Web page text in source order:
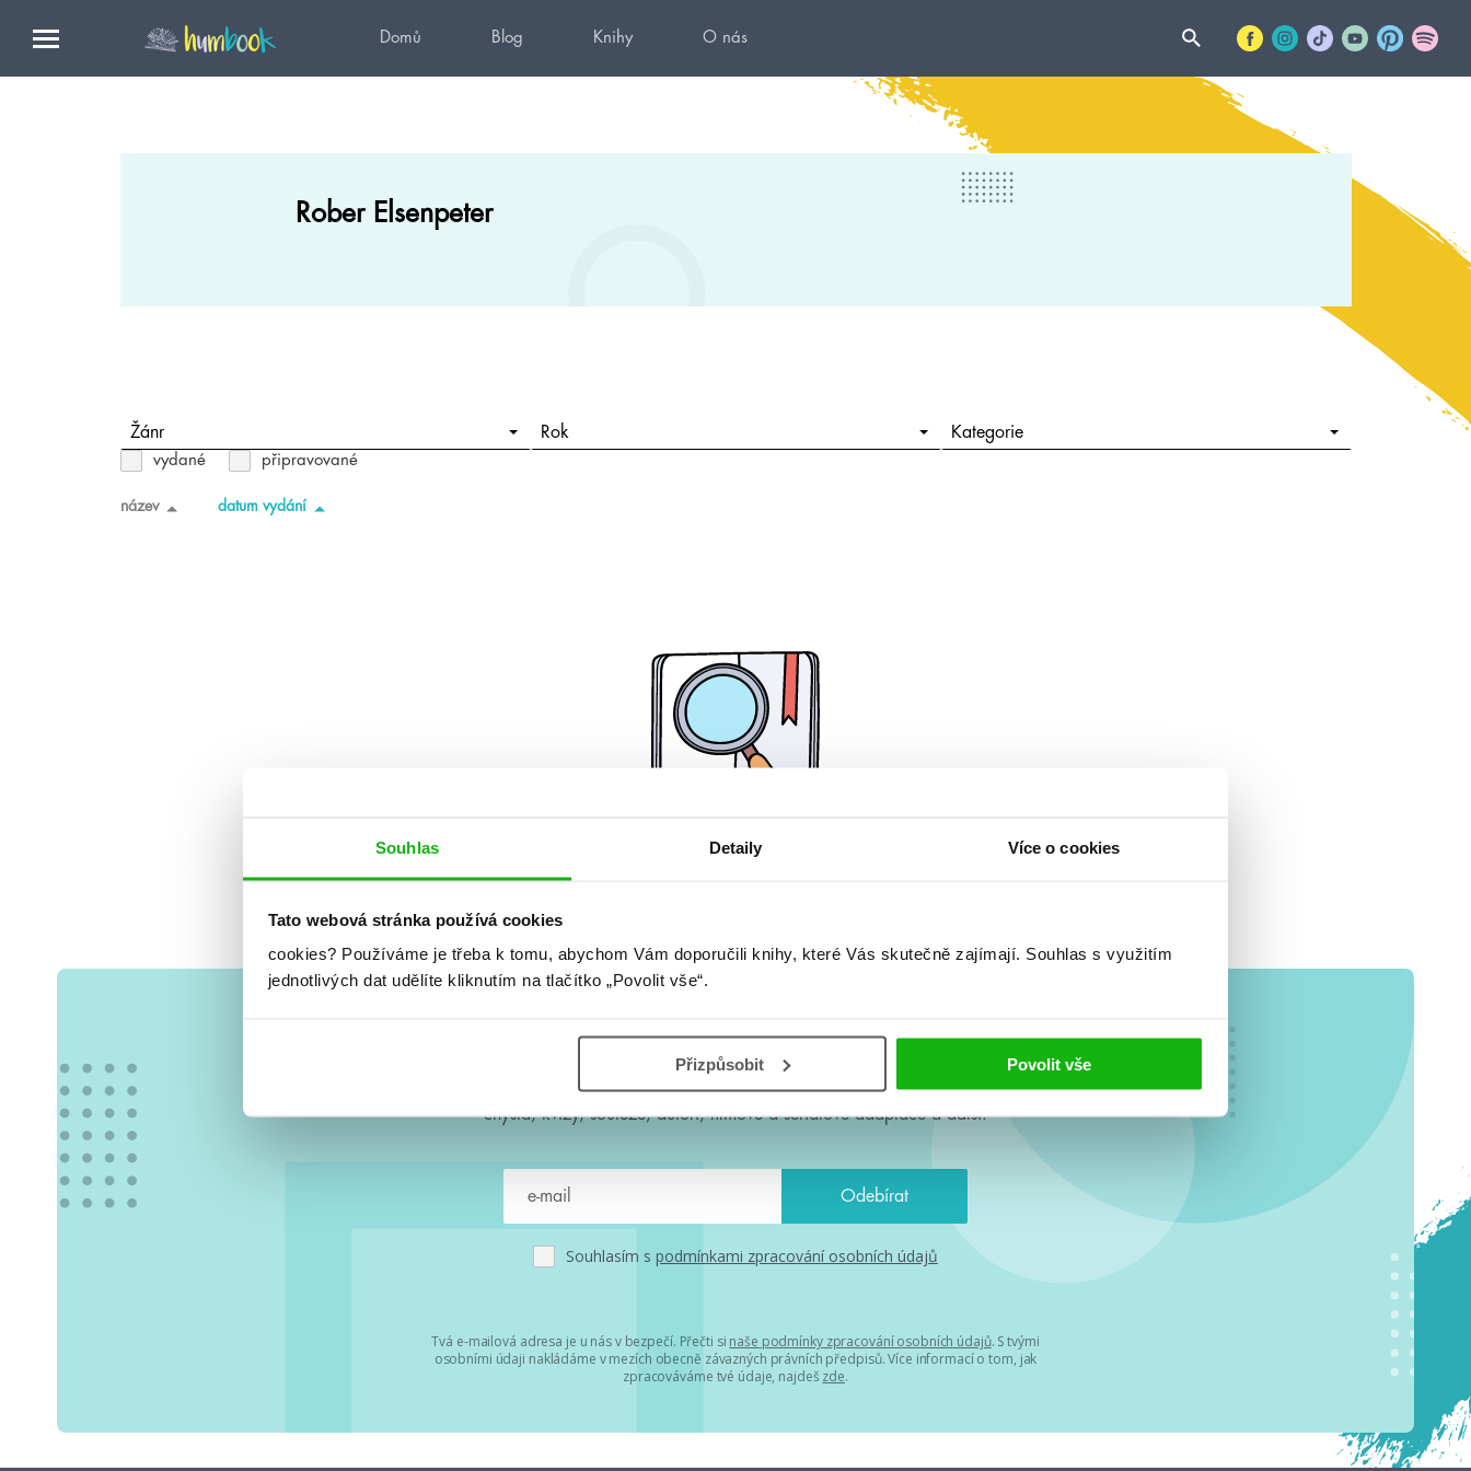
Souhlas Detaily Více o cookies
Tato webová stránka používá cookies
cookies? Používáme je třeba k tomu, abychom Vám doporučili knihy, které Vás skutečně zajímají. Souhlas s využitím
jednotlivých dat udělíte kliknutím na tlačítko „Povolit vše“.
Přizpůsobit Povolit vše
Domů Blog Knihy O nás
Rober Elsenpeter
Žánr Rok Kategorie
vydané připravované
název datum vydání
#HumbookNews
Vše kolem #youngadult každý měsíc rovnou do mailu! Nové knihy, co se
chystá, kvízy, soutěže, autoři, filmové a seriálové adaptace a další.
Souhlasím s podmínkami zpracování osobních údajů
Tvá e-mailová adresa je u nás v bezpečí. Přečti si naše podmínky zpracování osobních údajů. S tvými
osobními údaji nakládáme v mezích obecně závazných právních předpisů. Více informací o tom, jak
zpracováváme tvé údaje, najdeš zde.